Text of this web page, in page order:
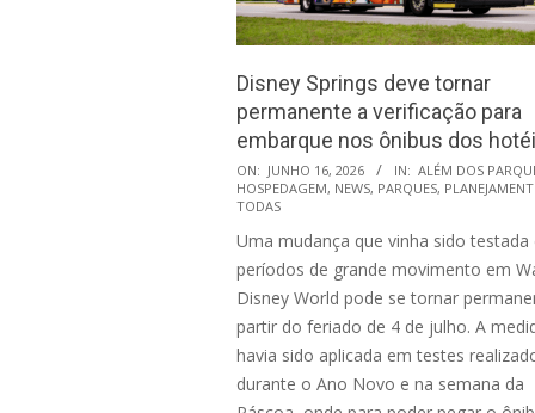
Disney Springs deve tornar
permanente a verificação para
embarque nos ônibus dos
2026-
06-
ON: JUNHO 16, 2026 IN: ALÉM DOS
HOSPEDAGEM, NEWS, PARQUES,
TODAS
Uma mudança que vinha sido testada
períodos de grande movimento em
Disney World pode se tornar
partir do feriado de 4 de julho. A
havia sido aplicada em testes
durante o Ano Novo e na semana da